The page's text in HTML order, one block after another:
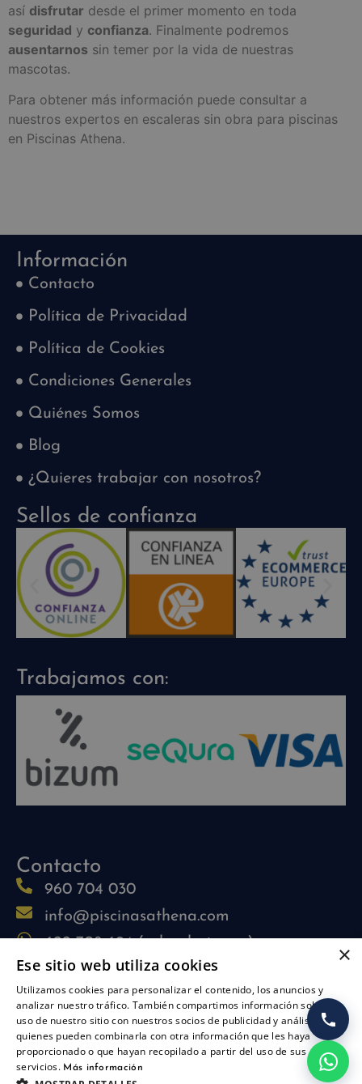
así disfrutar desde el primer momento en toda
seguridad y confianza. Finalmente podremos
ausentarnos sin temer por la vida de nuestras
mascotas.
Para obtener más información puede consultar a
nuestros expertos en escaleras sin obra para piscinas
en Piscinas Athena.
Información
Contacto
Política de Privacidad
Política de Cookies
Condiciones Generales
Quiénes Somos
Blog
¿Quieres trabajar con nosotros?
Sellos de confianza
Trabajamos con:
Contacto
960 704 030
info@piscinasathena.com
622 708 694 (solo whatsapp)
L-V: 09:30h-13:30h
L-J: 15:30h-17:30h
Síguenos
×
Ese sitio web utiliza cookies
Utilizamos cookies para personalizar el contenido, los anuncios y
analizar nuestro tráfico. También compartimos información sobre su
uso de nuestro sitio con nuestros socios de publicidad y análisis,
quienes pueden combinarla con otra información que les haya
proporcionado o que hayan recopilado a partir del uso de sus
servicios. Más información